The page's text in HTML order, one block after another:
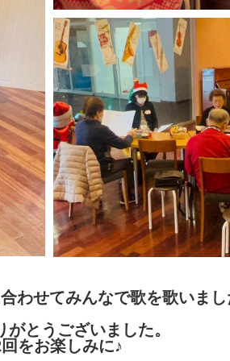
わせてみんなで歌を歌いま
がとうございました。
をお楽しみに♪